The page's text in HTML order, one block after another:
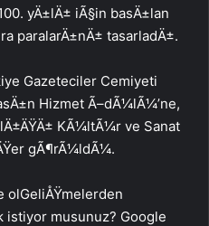
yÄ±lÄ± iÃ§in basÄ±lan
paralarÄ±nÄ± tasarladÄ±.
Gazeteciler Cemiyeti
Hizmet Ã–dÃ¼lÃ¼’ne,
KÃ¼ltÃ¼r ve Sanat
gÃ¶rÃ¼ldÃ¼.
GeliÅŸmelerden
istiyor musunuz? Google